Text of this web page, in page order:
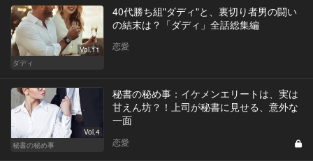
Vol.11
ダディ
40代勝ち組"ダディ"と、裏切り者男の闘い
の結末は？「ダディ」全話総集編
恋愛
Vol.4
秘書の秘め事
秘書の秘め事：イケメンエリートは、実は
甘えん坊？！上司が秘書に見せる、意外な
一面
恋愛